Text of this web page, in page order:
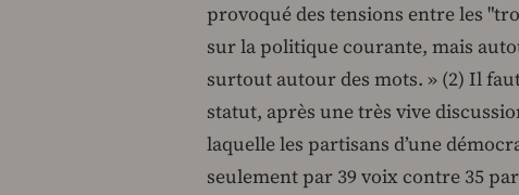
provoqué des tensions entre les
sur la politique courante, mais
surtout autour des mots. » (2) Il
statut, après une très vive
laquelle les partisans d’une
seulement par 39 voix contre 35